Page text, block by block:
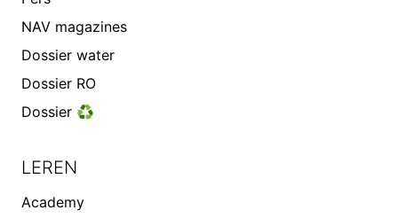
NAV magazines
Dossier water
Dossier RO
Dossier ♻️
LEREN
Academy